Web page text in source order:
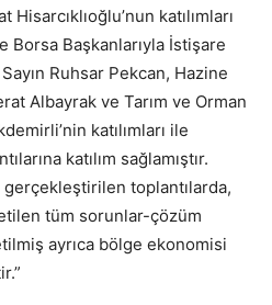
Hisarcıklıoğlu’nun katılımları
Borsa Başkanlarıyla İstişare
Ruhsar Pekcan, Hazine
Albayrak ve Tarım ve Orman
katılımları ile
katılım sağlamıştır.
toplantılarda,
tüm sorunlar-çözüm
ayrıca bölge ekonomisi